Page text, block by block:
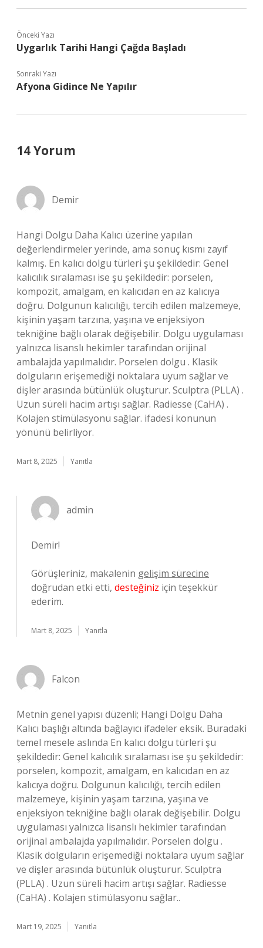
Önceki Yazı
Uygarlık Tarihi Hangi Çağda Başladı
Sonraki Yazı
Afyona Gidince Ne Yapılır
14 Yorum
Demir
Hangi Dolgu Daha Kalıcı üzerine yapılan
değerlendirmeler yerinde, ama sonuç kısmı zayıf
kalmış. En kalıcı dolgu türleri şu şekildedir: Genel
kalıcılık sıralaması ise şu şekildedir: porselen,
kompozit, amalgam, en kalıcıdan en az kalıcıya
doğru. Dolgunun kalıcılığı, tercih edilen malzemeye,
kişinin yaşam tarzına, yaşına ve enjeksiyon
tekniğine bağlı olarak değişebilir. Dolgu uygulaması
yalnızca lisanslı hekimler tarafından orijinal
ambalajda yapılmalıdır. Porselen dolgu . Klasik
dolguların erişemediği noktalara uyum sağlar ve
dişler arasında bütünlük oluşturur. Sculptra (PLLA) .
Uzun süreli hacim artışı sağlar. Radiesse (CaHA) .
Kolajen stimülasyonu sağlar. ifadesi konunun
yönünü belirliyor.
Mart 8, 2025 Yanıtla
admin
Demir!
Görüşleriniz, makalenin gelişim sürecine
doğrudan etki etti, desteğiniz için teşekkür
ederim.
Mart 8, 2025 Yanıtla
Falcon
Metnin genel yapısı düzenli; Hangi Dolgu Daha
Kalıcı başlığı altında bağlayıcı ifadeler eksik. Buradaki
temel mesele aslında En kalıcı dolgu türleri şu
şekildedir: Genel kalıcılık sıralaması ise şu şekildedir:
porselen, kompozit, amalgam, en kalıcıdan en az
kalıcıya doğru. Dolgunun kalıcılığı, tercih edilen
malzemeye, kişinin yaşam tarzına, yaşına ve
enjeksiyon tekniğine bağlı olarak değişebilir. Dolgu
uygulaması yalnızca lisanslı hekimler tarafından
orijinal ambalajda yapılmalıdır. Porselen dolgu .
Klasik dolguların erişemediği noktalara uyum sağlar
ve dişler arasında bütünlük oluşturur. Sculptra
(PLLA) . Uzun süreli hacim artışı sağlar. Radiesse
(CaHA) . Kolajen stimülasyonu sağlar..
Mart 19, 2025 Yanıtla